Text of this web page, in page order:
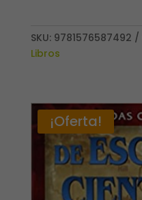
SKU: 9781576587492
Libros
¡Oferta!